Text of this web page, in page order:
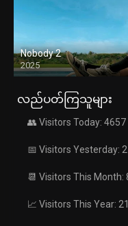
Nobody 2
2025
လည်ပတ်ကြသူများ
👥 Visitors Today: 4657
📅 Visitors Yesterday:
📆 Visitors This Month:
📈 Visitors This Year: